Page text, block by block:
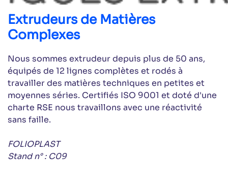
Extrudeurs de Matières
Complexes
Nous sommes extrudeur depuis plus de 50 ans,
équipés de 12 lignes complètes et rodés à
travailler des matières techniques en petites et
moyennes séries. Certifiés ISO 9001 et doté d'une
charte RSE nous travaillons avec une réactivité
sans faille.
FOLIOPLAST
Stand n° : C09